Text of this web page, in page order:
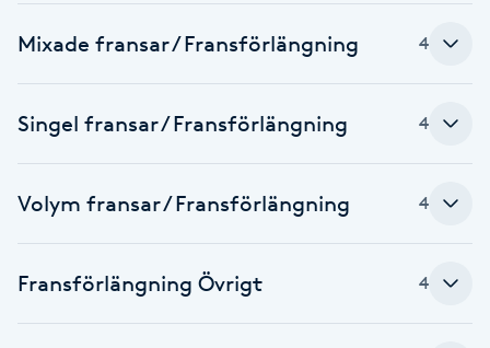
Fotsvamp
Fransar
Fransborttagning
Mixade fransar / Fransförlängning 4
Singel fransar / Fransförlängning 4
Volym fransar / Fransförlängning 4
Fransförlängning Övrigt 4